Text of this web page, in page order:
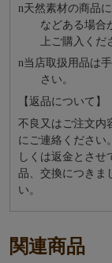
n天然素材の商品
などある場合
上ご購入くだ
n当店取扱用品は
さい。
【返品について】
不良又はご注文内
にご連絡ください
しくは返金とさせ
品、交換につきま
い。
関連商品